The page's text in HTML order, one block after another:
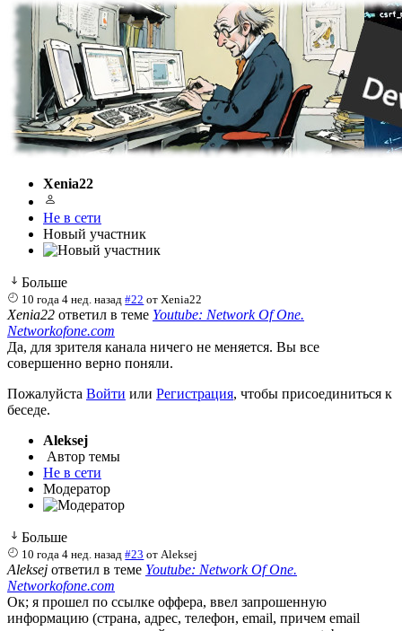
Xenia22
Не в сети
Новый участник
Больше
10 года 4 нед. назад #22 отXenia22
Xenia22 ответил в теме Youtube: Network Of One.
Networkofone.com
Да, для зрителя канала ничего не меняется. Вы все
совершенно верно поняли.
Пожалуйста Войти или Регистрация, чтобы присоединиться к
беседе.
Aleksej
Автор темы
Не в сети
Модератор
Больше
10 года 4 нед. назад #23 отAleksej
Aleksej ответил в теме Youtube: Network Of One.
Networkofone.com
Ок; я прошел по ссылке оффера, ввел запрошенную
информацию (страна, адрес, телефон, email, причем email